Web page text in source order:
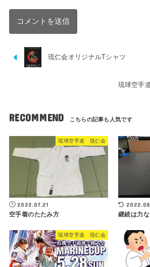
琉仁会オリジナルTシャツ
琉球空手
RECOMMEND
琉球空手道 琉仁会
2022.07.21
空手着のたたみ方 継続は力な
琉球空手道 琉仁会